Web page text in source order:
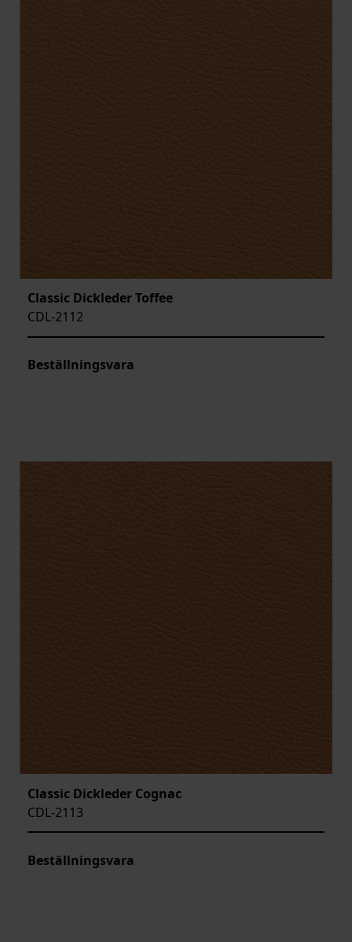
Classic Dickleder Toffee
CDL-2112
Beställningsvara
Classic Dickleder Cognac
CDL-2113
Beställningsvara